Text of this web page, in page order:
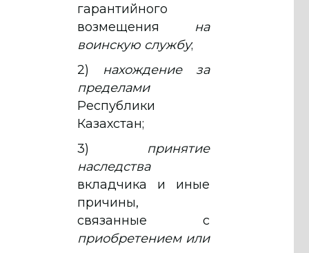
гарантийного
возмещения
на
воинскую службу;
2) нахождение за
пределами
Республики
Казахстан;
3)
принятие
наследства
вкладчика и иные
причины,
связанные с
приобретением или